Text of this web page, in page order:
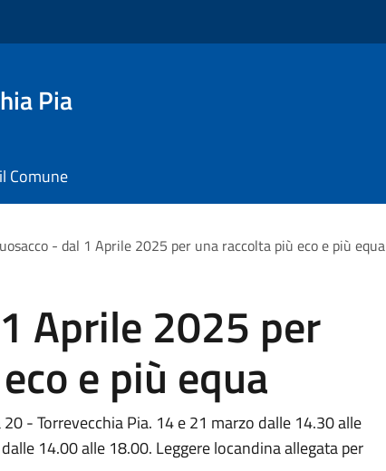
Pia
Comune
- dal 1 Aprile 2025 per una raccolta più eco e più equa
Aprile 2025 per
e più equa
- Torrevecchia Pia. 14 e 21 marzo dalle 14.30 alle
14.00 alle 18.00. Leggere locandina allegata per